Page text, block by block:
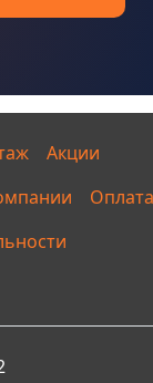
Акции
Оплата